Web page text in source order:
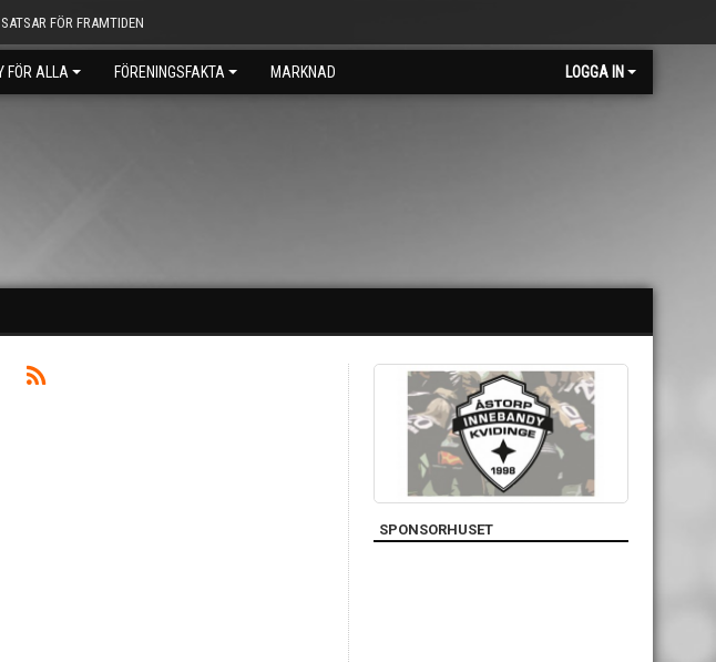
FÖR FRAMTIDEN
FÖR ALLA FÖRENINGSFAKTA MARKNAD LOGGA IN
SPONSORHUSET